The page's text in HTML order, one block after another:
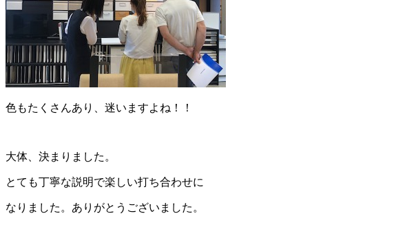
色もたくさんあり、迷いますよね！！
大体、決まりました。
とても丁寧な説明で楽しい打ち合わせに
なりました。ありがとうございました。